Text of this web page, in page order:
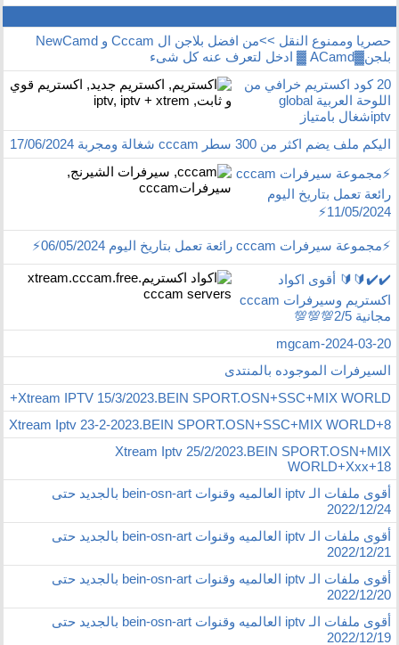
حصريا وممنوع النقل >>من افضل بلاجن ال Cccam و NewCamd
بلجن▓ACamd ▓ ادخل لتعرف عنه كل شىء
20 كود اكستريم خرافي من
اللوحة العربية global
iptvشغال بامتياز
اليكم ملف يضم اكثر من 300 سطر cccam شغالة ومجربة 17/06/2024
⚡️مجموعة سيرفرات cccam
رائعة تعمل بتاريخ اليوم
11/05/2024⚡️
⚡️مجموعة سيرفرات cccam رائعة تعمل بتاريخ اليوم 06/05/2024⚡️
✔️✔️🔰🔰 أقوى اكواد
اكستريم وسيرفرات cccam
مجانية 2/5💯💯💯
mgcam-2024-03-20
السيرفرات الموجوده بالمنتدى
Xtream IPTV 15/3/2023.BEIN SPORT.OSN+SSC+MIX WORLD+
Xtream Iptv 23-2-2023.BEIN SPORT.OSN+SSC+MIX WORLD+8
Xtream Iptv 25/2/2023.BEIN SPORT.OSN+MIX
WORLD+Xxx+18
أقوى ملفات الـ iptv العالميه وقنوات bein-osn-art بالجديد حتى
2022/12/24
أقوى ملفات الـ iptv العالميه وقنوات bein-osn-art بالجديد حتى
2022/12/21
أقوى ملفات الـ iptv العالميه وقنوات bein-osn-art بالجديد حتى
2022/12/20
أقوى ملفات الـ iptv العالميه وقنوات bein-osn-art بالجديد حتى
2022/12/19